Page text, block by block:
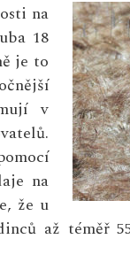
na
18
je to
v
na
že u
až téměř